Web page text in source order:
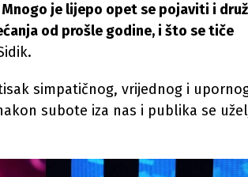
Mnogo je lijepo opet se pojaviti i
od prošle godine, i što se tiče
simpatičnog, vrijednog i
subote iza nas i publika se